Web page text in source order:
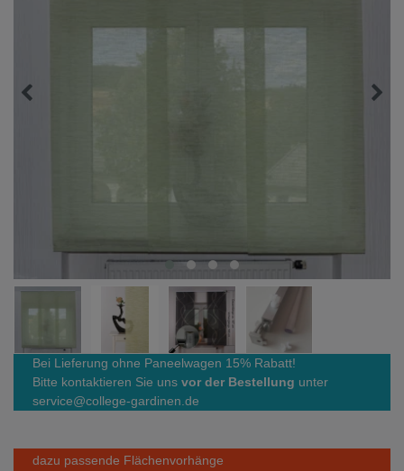
Bei Lieferung ohne Paneelwagen 15% Rabatt!
Bitte kontaktieren Sie uns vor der Bestellung unter
service@college-gardinen.de
dazu passende Flächenvorhänge